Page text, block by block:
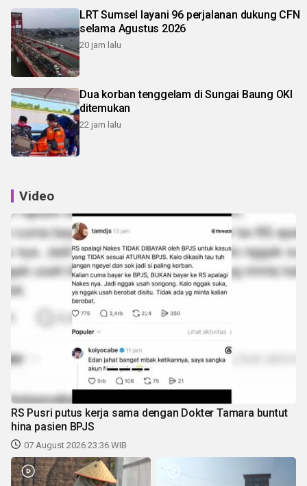
LRT Sumsel layani 96 perjalanan dukung CFN
selama Agustus 2026
20 jam lalu
Dua korban tenggelam di Sungai Baung OKI
ditemukan
22 jam lalu
Video
RS Pusri putus kerja sama dengan Dokter Tamara buntut
hina pasien BPJS
07 August 2026 23:36 WIB